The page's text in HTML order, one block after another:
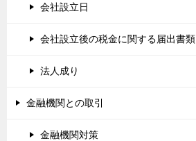
会社設立日
会社設立後の税金に関する届出書類
法人成り
金融機関との取引
金融機関対策